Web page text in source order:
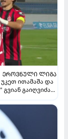
ᲔᲠᲝᲕᲜᲣᲚᲘ ᲚᲘᲒᲐ
ითამაშა და
გაიღვიძა...